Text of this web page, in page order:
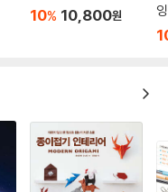
10% 10,800원
잉